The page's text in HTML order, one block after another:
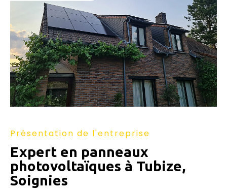
Présentation de l'entreprise
Expert en panneaux
photovoltaïques à Tubize,
Soignies